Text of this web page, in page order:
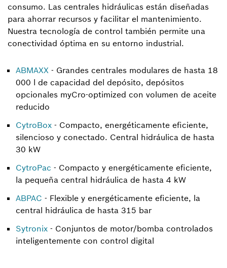
consumo. Las centrales hidráulicas están diseñadas
para ahorrar recursos y facilitar el mantenimiento.
Nuestra tecnología de control también permite una
conectividad óptima en su entorno industrial.
ABMAXX - Grandes centrales modulares de hasta 18
000 l de capacidad del depósito, depósitos
opcionales myCro-optimized con volumen de aceite
reducido
CytroBox - Compacto, energéticamente eficiente,
silencioso y conectado. Central hidráulica de hasta
30 kW
CytroPac - Compacto y energéticamente eficiente,
la pequeña central hidráulica de hasta 4 kW
ABPAC - Flexible y energéticamente eficiente, la
central hidráulica de hasta 315 bar
Sytronix - Conjuntos de motor/bomba controlados
inteligentemente con control digital